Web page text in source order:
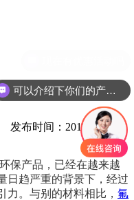
时间：2015-08-11
保产品，已经在越来越
日趋严重的背景下，经过
力。与别的材料相比， 氟
可以介绍下你们的产品么